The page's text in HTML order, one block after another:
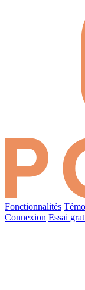
Fonctionnalités
Connexion Essai